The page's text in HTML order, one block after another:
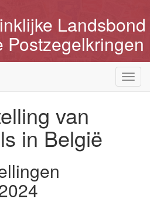
Landsbond
Postzegelkringen
van
in België